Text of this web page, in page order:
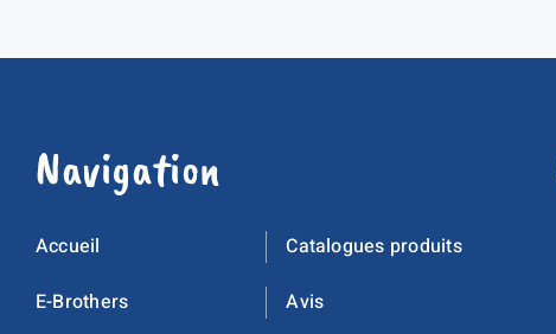
Navigation
Accueil
E-Brothers
Catalogues produits
Avis